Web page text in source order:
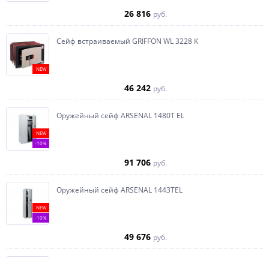
26 816 руб.
NEW
Сейф встраиваемый GRIFFON WL 3228 K
46 242 руб.
NEW
-10%
Оружейный сейф ARSENAL 1480Т EL
91 706 руб.
NEW
-10%
Оружейный сейф ARSENAL 1443ТEL
49 676 руб.